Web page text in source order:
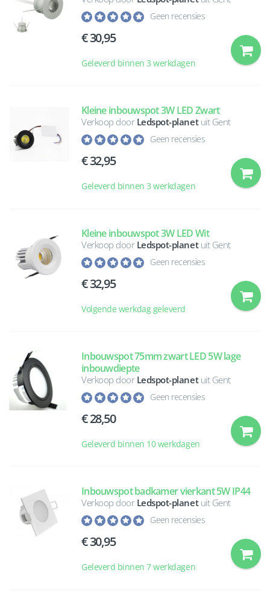
Geen recensies
30,95
Geleverd binnen 3 werkdagen
Kleine inbouwspot 3W LED Zwart
Verkoop door Ledspot-planetuit Gent
Geen recensies
32,95
Geleverd binnen 3 werkdagen
Kleine inbouwspot 3W LED Wit
Verkoop door Ledspot-planetuit Gent
Geen recensies
32,95
Volgende werkdag geleverd
Inbouwspot 75mm zwart LED 5W lage
inbouwdiepte
Verkoop door Ledspot-planetuit Gent
Geen recensies
28,50
Geleverd binnen 10 werkdagen
Inbouwspot badkamer vierkant 5W IP44
Verkoop door Ledspot-planetuit Gent
Geen recensies
30,95
Geleverd binnen 7 werkdagen